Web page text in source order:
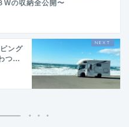
Wの収納全公開〜
ング
つ...